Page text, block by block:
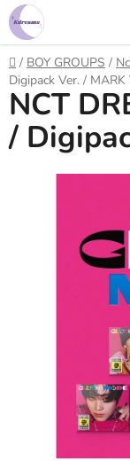
Prejsť
na
obsah
Domov
/ BOY GROUPS /
Digipack Ver. / MARK
NCT
/